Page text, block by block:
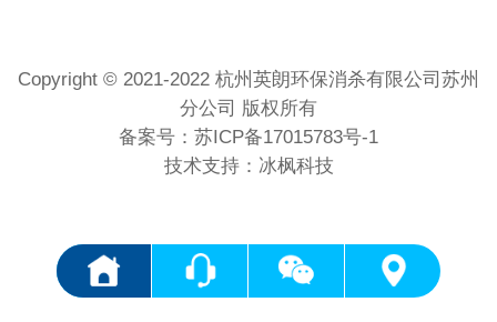
Copyright © 2021-2022 杭州英朗环保消杀有限公司苏州
分公司 版权所有
备案号： 苏ICP备17015783号-1
技术支持：冰枫科技
<